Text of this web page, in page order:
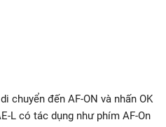
chuyển đến AF-ON và nhấn OK
L có tác dụng như phím AF-On